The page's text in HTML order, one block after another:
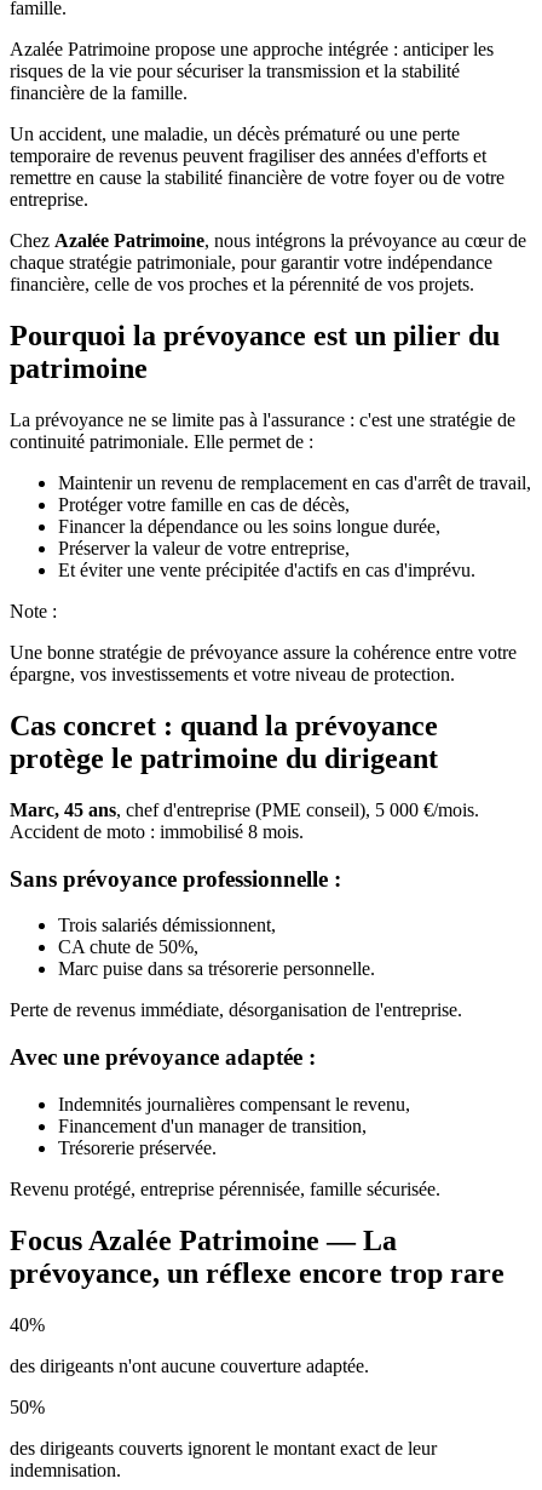
famille.
Azalée Patrimoine propose une approche intégrée : anticiper les
risques de la vie pour sécuriser la transmission et la stabilité
financière de la famille.
Un accident, une maladie, un décès prématuré ou une perte
temporaire de revenus peuvent fragiliser des années d'efforts et
remettre en cause la stabilité financière de votre foyer ou de votre
entreprise.
Chez Azalée Patrimoine, nous intégrons la prévoyance au cœur de
chaque stratégie patrimoniale, pour garantir votre indépendance
financière, celle de vos proches et la pérennité de vos projets.
Pourquoi la prévoyance est un pilier du
patrimoine
La prévoyance ne se limite pas à l'assurance : c'est une stratégie de
continuité patrimoniale. Elle permet de :
Maintenir un revenu de remplacement en cas d'arrêt de travail,
Protéger votre famille en cas de décès,
Financer la dépendance ou les soins longue durée,
Préserver la valeur de votre entreprise,
Et éviter une vente précipitée d'actifs en cas d'imprévu.
Note :
Une bonne stratégie de prévoyance assure la cohérence entre votre
épargne, vos investissements et votre niveau de protection.
Cas concret : quand la prévoyance
protège le patrimoine du dirigeant
Marc, 45 ans, chef d'entreprise (PME conseil), 5 000 €/mois.
Accident de moto : immobilisé 8 mois.
Sans prévoyance professionnelle :
Trois salariés démissionnent,
CA chute de 50%,
Marc puise dans sa trésorerie personnelle.
Perte de revenus immédiate, désorganisation de l'entreprise.
Avec une prévoyance adaptée :
Indemnités journalières compensant le revenu,
Financement d'un manager de transition,
Trésorerie préservée.
Revenu protégé, entreprise pérennisée, famille sécurisée.
Focus Azalée Patrimoine — La
prévoyance, un réflexe encore trop rare
40%
des dirigeants n'ont aucune couverture adaptée.
50%
des dirigeants couverts ignorent le montant exact de leur
indemnisation.